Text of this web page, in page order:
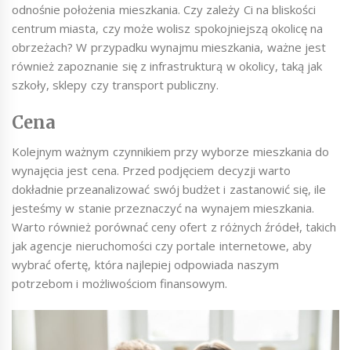
odnośnie położenia mieszkania. Czy zależy Ci na bliskości
centrum miasta, czy może wolisz spokojniejszą okolicę na
obrzeżach? W przypadku wynajmu mieszkania, ważne jest
również zapoznanie się z infrastrukturą w okolicy, taką jak
szkoły, sklepy czy transport publiczny.
Cena
Kolejnym ważnym czynnikiem przy wyborze mieszkania do
wynajęcia jest cena. Przed podjęciem decyzji warto
dokładnie przeanalizować swój budżet i zastanowić się, ile
jesteśmy w stanie przeznaczyć na wynajem mieszkania.
Warto również porównać ceny ofert z różnych źródeł, takich
jak agencje nieruchomości czy portale internetowe, aby
wybrać ofertę, która najlepiej odpowiada naszym
potrzebom i możliwościom finansowym.